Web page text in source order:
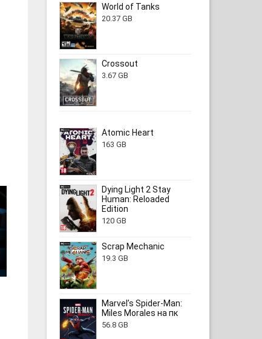
World of Tanks
20.37 GB
Crossout
3.67 GB
Atomic Heart
163 GB
Dying Light 2 Stay
Human: Reloaded
Edition
120 GB
Scrap Mechanic
19.3 GB
Marvel’s Spider-Man:
Miles Morales на пк
56.8 GB